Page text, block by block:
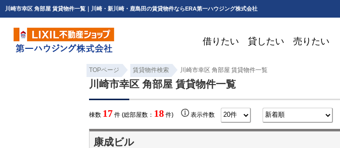
川崎市幸区 角部屋 賃貸物件一覧｜川崎・新川崎・鹿島田の賃貸物件ならERA第一ハウジング株式会社
借りたい 貸したい 売りたい
TOPページ 賃貸物件検索 川崎市幸区 角部屋 賃貸物件一覧
川崎市幸区 角部屋 賃貸物件一覧
棟数 17 件 (総部屋数： 18 件) 表示件数
康成ビル